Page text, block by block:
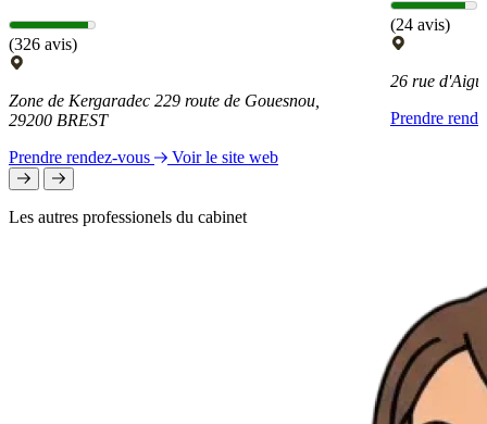
(326 avis)
Zone de Kergaradec 229 route de Gouesnou,
29200 BREST
Prendre rendez-vous
Voir le site web
(24 avis)
26 rue
Prendre
Les autres professionels du cabinet